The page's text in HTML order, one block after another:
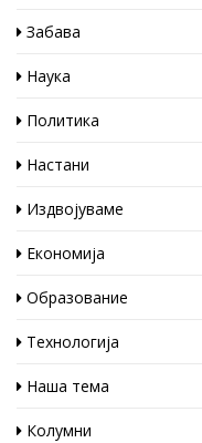
Забава
Наука
Политика
Настани
Издвојуваме
Економија
Образование
Технологија
Наша тема
Колумни